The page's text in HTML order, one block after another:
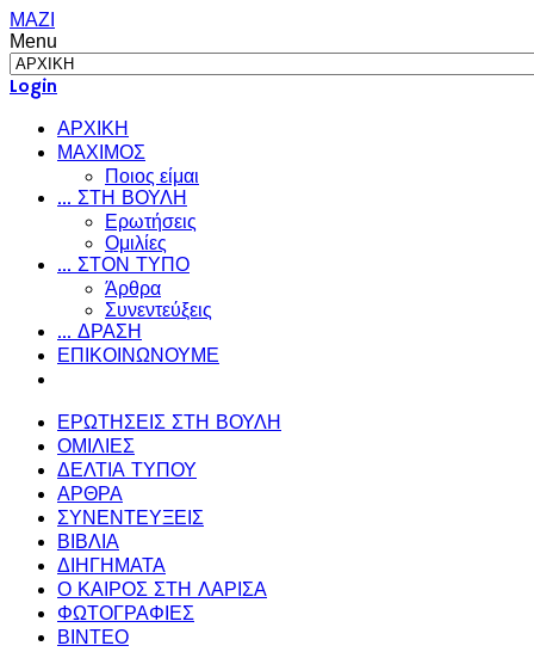
ΜΑΖΙ
Menu
Login
ΑΡΧΙΚΗ
ΜΑΧΙΜΟΣ
Ποιος είμαι
... ΣΤΗ ΒΟΥΛΗ
Ερωτήσεις
Ομιλίες
... ΣΤΟΝ ΤΥΠΟ
Άρθρα
Συνεντεύξεις
... ΔΡΑΣΗ
ΕΠΙΚΟΙΝΩΝΟΥΜΕ
ΕΡΩΤΗΣΕΙΣ ΣΤΗ ΒΟΥΛΗ
ΟΜΙΛΙΕΣ
ΔΕΛΤΙΑ ΤΥΠΟΥ
ΑΡΘΡΑ
ΣΥΝΕΝΤΕΥΞΕΙΣ
ΒΙΒΛΙΑ
ΔΙΗΓΗΜΑΤΑ
Ο ΚΑΙΡΟΣ ΣΤΗ ΛΑΡΙΣΑ
ΦΩΤΟΓΡΑΦΙΕΣ
ΒΙΝΤΕΟ